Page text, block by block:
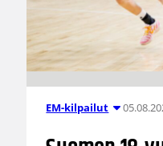
EM-kilpailut